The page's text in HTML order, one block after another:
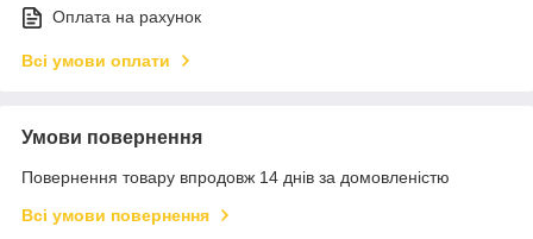
Оплата на рахунок
Всі умови оплати
Умови повернення
Повернення товару впродовж 14 днів за домовленістю
Всі умови повернення